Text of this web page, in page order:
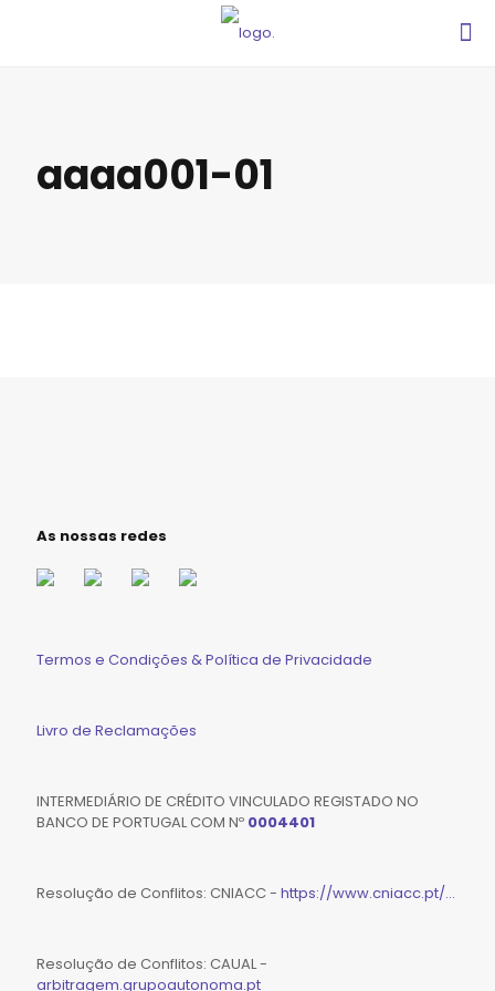
aaaa001-01
As nossas redes
Termos e Condições & Política de Privacidade
Livro de Reclamações
INTERMEDIÁRIO DE CRÉDITO VINCULADO REGISTADO NO
BANCO DE PORTUGAL COM Nº 0004401
Resolução de Conflitos: CNIACC - https://www.cniacc.pt/...
Resolução de Conflitos: CAUAL -
arbitragem.grupoautonoma.pt